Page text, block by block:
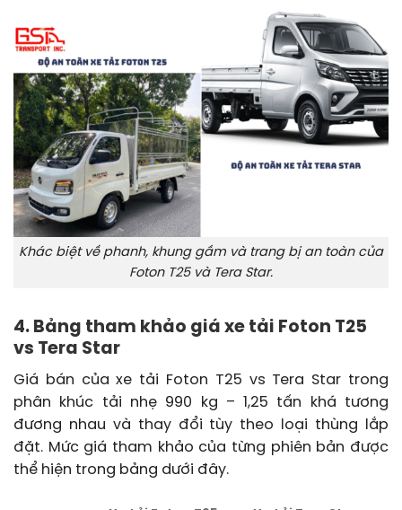
Khác biệt về phanh, khung gầm và trang bị an toàn của
Foton T25 và Tera Star.
4. Bảng tham khảo giá xe tải Foton T25
vs Tera Star
Giá bán của xe tải Foton T25 vs Tera Star trong
phân khúc tải nhẹ 990 kg – 1,25 tấn khá tương
đương nhau và thay đổi tùy theo loại thùng lắp
đặt. Mức giá tham khảo của từng phiên bản được
thể hiện trong bảng dưới đây.